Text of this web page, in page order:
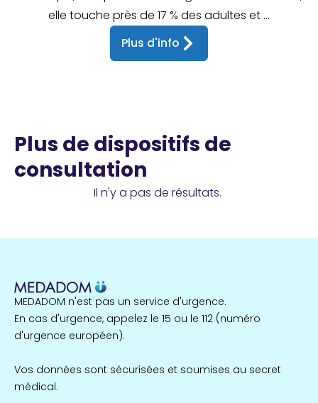
elle touche près de 17 % des adultes et ...
Plus d'info
Plus de dispositifs de
consultation
Il n'y a pas de résultats.
MEDADOM n'est pas un service d'urgence.
En cas d'urgence, appelez le 15 ou le 112 (numéro
d'urgence européen).
Vos données sont sécurisées et soumises au secret
médical.